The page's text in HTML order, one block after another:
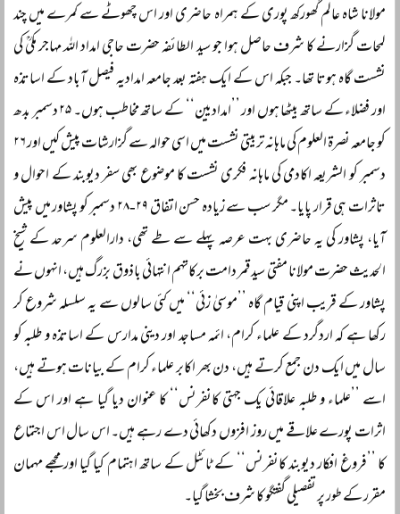
مولانا شاہ عالم گھورکھ پوری کے ہمراہ حاضری اور اس چھوٹے سے کمرے میں چند
لمحات گزارنے کا شرف حاصل ہوا جو سید الطائفہ حضرت حاجی امداد اللہ مہاجر مکیؒ کی
نشست گاہ ہوتا تھا۔ جبکہ اس کے ایک ہفتہ بعد جامعہ امدادیہ فیصل آباد کے اساتذہ
اور فضلاء کے ساتھ بیٹھا ہوں اور ’’امدادیین‘‘ کے ساتھ مخاطب ہوں۔ ۲۵ دسمبر بدھ
کو جامعہ نصرۃ العلوم کی ماہانہ تربیتی نشست میں اسی حوالہ سے گزارشات پیش کیں اور ۲۶
دسمبر کو الشریعہ اکادمی کی ماہانہ فکری نشست کا موضوع بھی سفر دیوبند کے احوال و
تاثرات ہی قرار پایا۔ مگر سب سے زیادہ حسن اتفاق ۲۹-۲۸ دسمبر کو پشاور میں پیش
آیا، پشاور کی یہ حاضری بہت عرصہ پہلے سے طے تھی، دارالعلوم سرحد کے شیخ
الحدیث حضرت مولانا مفتی سید قمر دامت برکاتہم انتہائی باذوق بزرگ ہیں، انہوں نے
پشاور کے قریب اپنی قیام گاہ ’’موسیٰ زئی‘‘ میں کئی سالوں سے یہ سلسلہ شروع کر
رکھا ہے کہ اردگرد کے علماء کرام، ائمہ مساجد اور دینی مدارس کے اساتذہ و طلبہ کو
سال میں ایک دن جمع کرتے ہیں، دن بھر اکابر علماء کرام کے بیانات ہوتے ہیں،
اسے ’’علماء و طلبہ علاقائی یک جہتی کانفرنس‘‘ کا عنوان دیا گیا ہے اور اس کے
اثرات پورے علاقے میں روز افزوں دکھائی دے رہے ہیں۔ اس سال اس اجتماع
کا ’’فروغ افکار دیوبند کانفرنس‘‘ کے ٹائٹل کے ساتھ اہتمام کیا گیا اور مجھے مہمان
مقرر کے طور پر تفصیلی گفتگو کا شرف بخشا گیا۔